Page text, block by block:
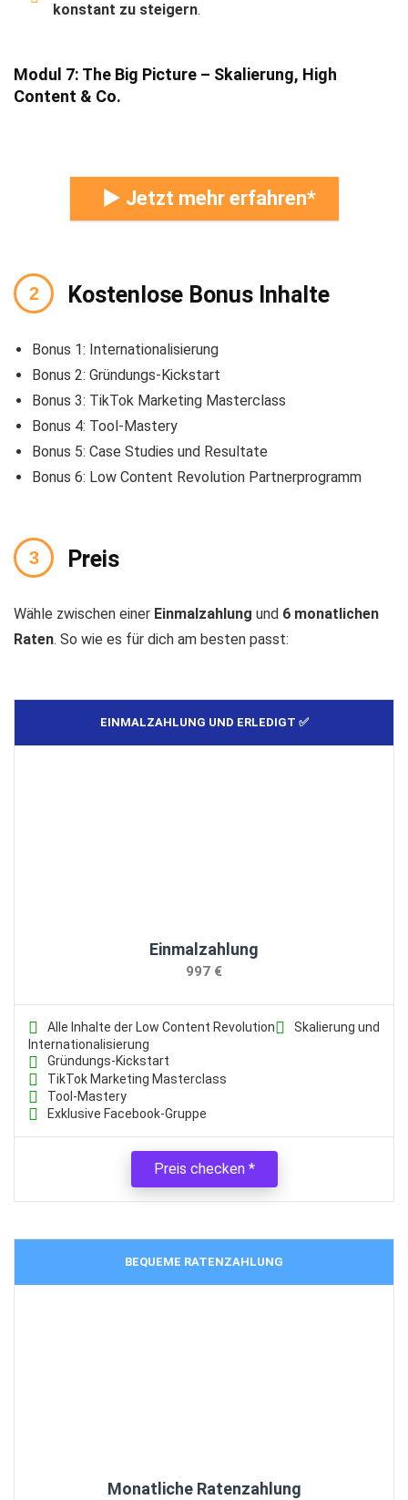
konstant zu steigern.
Modul 7: The Big Picture – Skalierung, High
Content & Co.
► Jetzt mehr erfahren
Kostenlose Bonus Inhalte
Bonus 1: Internationalisierung
Bonus 2: Gründungs-Kickstart
Bonus 3: TikTok Marketing Masterclass
Bonus 4: Tool-Mastery
Bonus 5: Case Studies und Resultate
Bonus 6: Low Content Revolution Partnerprogramm
Preis
Wähle zwischen einer Einmalzahlung und 6 monatlichen
Raten. So wie es für dich am besten passt:
EINMALZAHLUNG UND ERLEDIGT ✅
Einmalzahlung
997 €
Alle Inhalte der Low Content Revolution
Skalierung und
Internationalisierung
Gründungs-Kickstart
TikTok Marketing Masterclass
Tool-Mastery
Exklusive Facebook-Gruppe
Preis checken
BEQUEME RATENZAHLUNG
Monatliche Ratenzahlung